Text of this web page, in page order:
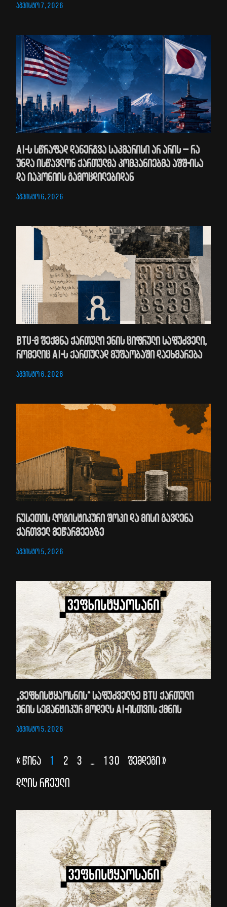
აგვისტო 7, 2026
AI-ს სწრაფად დანერგვა საკმარისი არ არის – რა
უნდა ისწავლონ ქართულმა კომპანიებმა აშშ-ისა
და იაპონიის გამოცდილებიდან
აგვისტო 6, 2026
BTU-მ შექმნა ქართული ენის ციფრული საფუძველი,
რომელიც AI-ს ქართულად მუშაობაში დაეხმარება
აგვისტო 6, 2026
რუსეთის ლოგისტიკური შოკი და მისი გავლენა
ქართველ მეწარმეებზე
აგვისტო 5, 2026
„ვეფხისტყაოსნის“ საფუძველზე BTU ქართული
ენის სემანტიკურ მოდელს AI-ისთვის ქმნის
აგვისტო 5, 2026
« წინა 1 2 3 … 130 შემდეგი »
დღის რჩეული